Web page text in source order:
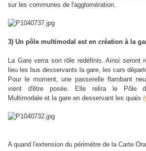
sur les communes de l'agglomération.
3) Un pôle multimodal est en création à la
La Gare verra son rôle redéfinis. Ainsi seront
lieu les bus desservants la gare, les cars
Pour le moment, une passerelle flambant
vient d'être posée. Elle relira le Pôle
Multimodale et la gare en desservant les quais
A quand l'extension du périmètre de la Carte